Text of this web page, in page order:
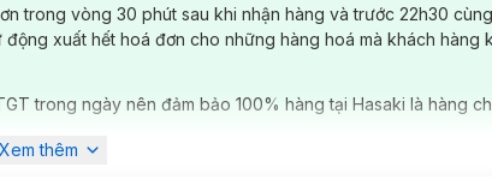
trong vòng 30 phút sau khi nhận hàng và trước 22h30
xuất hết hoá đơn cho những hàng hoá mà khách hàng
trong ngày nên đảm bảo 100% hàng tại Hasaki là hàng
Xem thêm